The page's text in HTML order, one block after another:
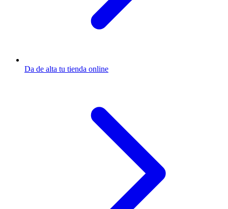
Da de alta tu tienda online